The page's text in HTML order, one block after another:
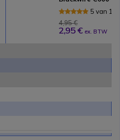
5 van 11
4,95 €
2,95 € ex. BTW